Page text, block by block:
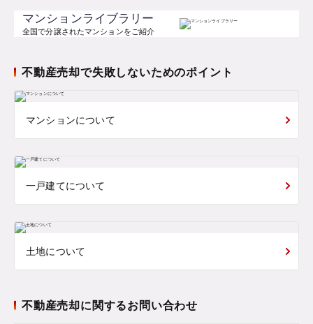
マンションライブラリー
全国で分譲されたマンションをご紹介
不動産売却で失敗しないためのポイント
マンションについて
一戸建てについて
土地について
不動産売却に関するお問い合わせ